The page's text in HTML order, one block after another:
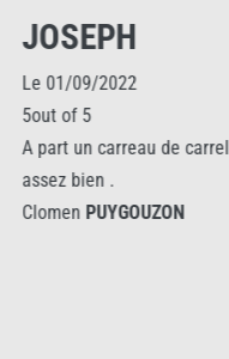
cassé !! le reste